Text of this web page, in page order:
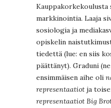
Kauppakorkekoulusta
markkinointia. Laaja
sosiologia ja
opiskelin
tiedettä (lue: en siis
päättänyt). Graduni
ensimmäisen aihe oli
representaatiot ja
representaatiot Big